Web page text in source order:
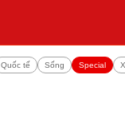
Quốc tế Sống Special